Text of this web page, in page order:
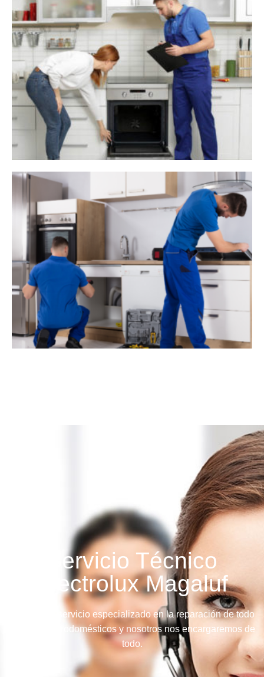
Servicio Técnico
Electrolux Magaluf
Llame a su servicio especializado en la reparación de todo
tipo de Electrodomésticos y nosotros nos encargaremos de
todo.